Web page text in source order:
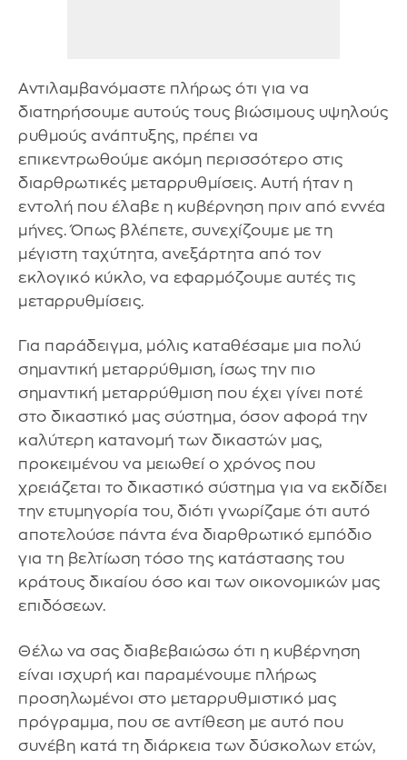
Αντιλαμβανόμαστε πλήρως ότι για να
διατηρήσουμε αυτούς τους βιώσιμους υψηλούς
ρυθμούς ανάπτυξης, πρέπει να
επικεντρωθούμε ακόμη περισσότερο στις
διαρθρωτικές μεταρρυθμίσεις. Αυτή ήταν η
εντολή που έλαβε η κυβέρνηση πριν από εννέα
μήνες. Όπως βλέπετε, συνεχίζουμε με τη
μέγιστη ταχύτητα, ανεξάρτητα από τον
εκλογικό κύκλο, να εφαρμόζουμε αυτές τις
μεταρρυθμίσεις.
Για παράδειγμα, μόλις καταθέσαμε μια πολύ
σημαντική μεταρρύθμιση, ίσως την πιο
σημαντική μεταρρύθμιση που έχει γίνει ποτέ
στο δικαστικό μας σύστημα, όσον αφορά την
καλύτερη κατανομή των δικαστών μας,
προκειμένου να μειωθεί ο χρόνος που
χρειάζεται το δικαστικό σύστημα για να εκδίδει
την ετυμηγορία του, διότι γνωρίζαμε ότι αυτό
αποτελούσε πάντα ένα διαρθρωτικό εμπόδιο
για τη βελτίωση τόσο της κατάστασης του
κράτους δικαίου όσο και των οικονομικών μας
επιδόσεων.
Θέλω να σας διαβεβαιώσω ότι η κυβέρνηση
είναι ισχυρή και παραμένουμε πλήρως
προσηλωμένοι στο μεταρρυθμιστικό μας
πρόγραμμα, που σε αντίθεση με αυτό που
συνέβη κατά τη διάρκεια των δύσκολων ετών,